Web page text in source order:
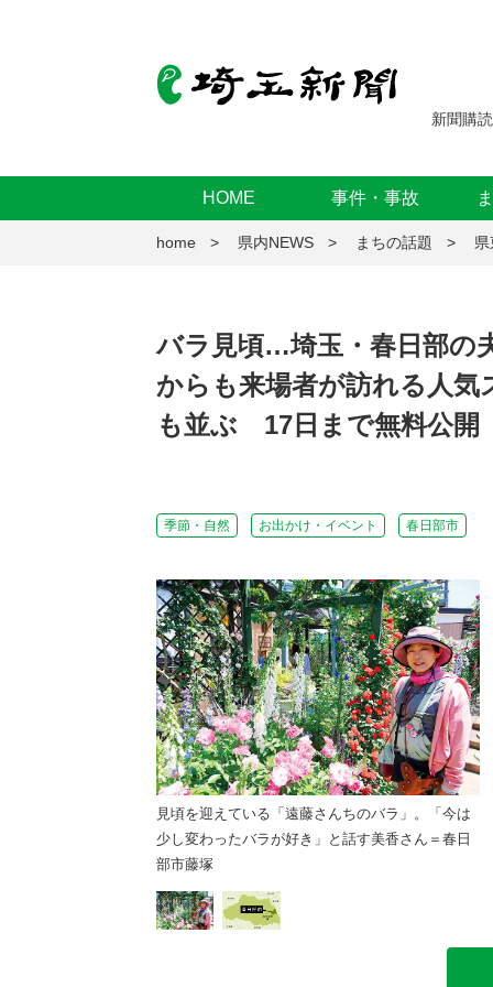
新聞購読
HOME 事件・事故
home 県内NEWS まちの話題 県
バラ見頃…埼玉・春日部の
からも来場者が訪れる人
も並ぶ 17日まで無料公開
季節・自然 お出かけ・イベント 春日部市
見頃を迎えている「遠藤さんちのバラ」。「今は
少し変わったバラが好き」と話す美香さん＝春日
部市藤塚